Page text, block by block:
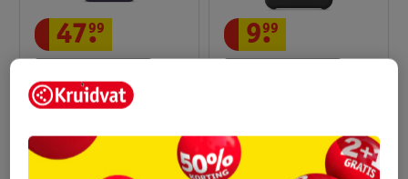
Apple Siliconenhoesje
IPhone 17
Purple Fog
47.
99
Zwart
9.
99